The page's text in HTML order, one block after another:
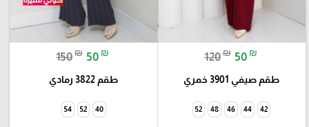
120₪ 50 ₪
طقم صيفي 3901 خمري
42
44
46
48
52
150₪ 50 ₪
طقم 3822 رمادي
40
52
54